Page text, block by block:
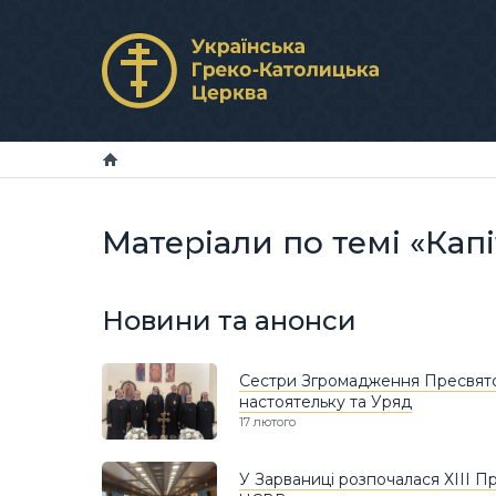
Матеріали по темі
Новини та анонси
Сестри Згромадження
настоятельку та Уряд
17 лютого
У Зарваниці розпочалася ХІІІ